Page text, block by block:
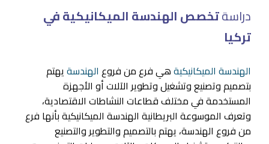
دراسةتخصص الهندسة الميكانيكية في
تركيا
الهندسة الميكانيكيةهي فرع من فروع الهندسة يهتم
بتصميم وتصنيع وتشغيل وتطوير الآلات أو الأجهزة
المستخدمة في مختلف قطاعات النشاطات الاقتصادية،
وتعرف الموسوعة البريطانية الهندسة الميكانيكية بأنها فرع
من فروع الهندسة، يهتم بالتصميم والتطوير والتصنيع